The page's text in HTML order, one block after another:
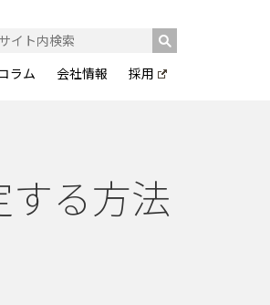
ラム 会社情報 採用
する方法